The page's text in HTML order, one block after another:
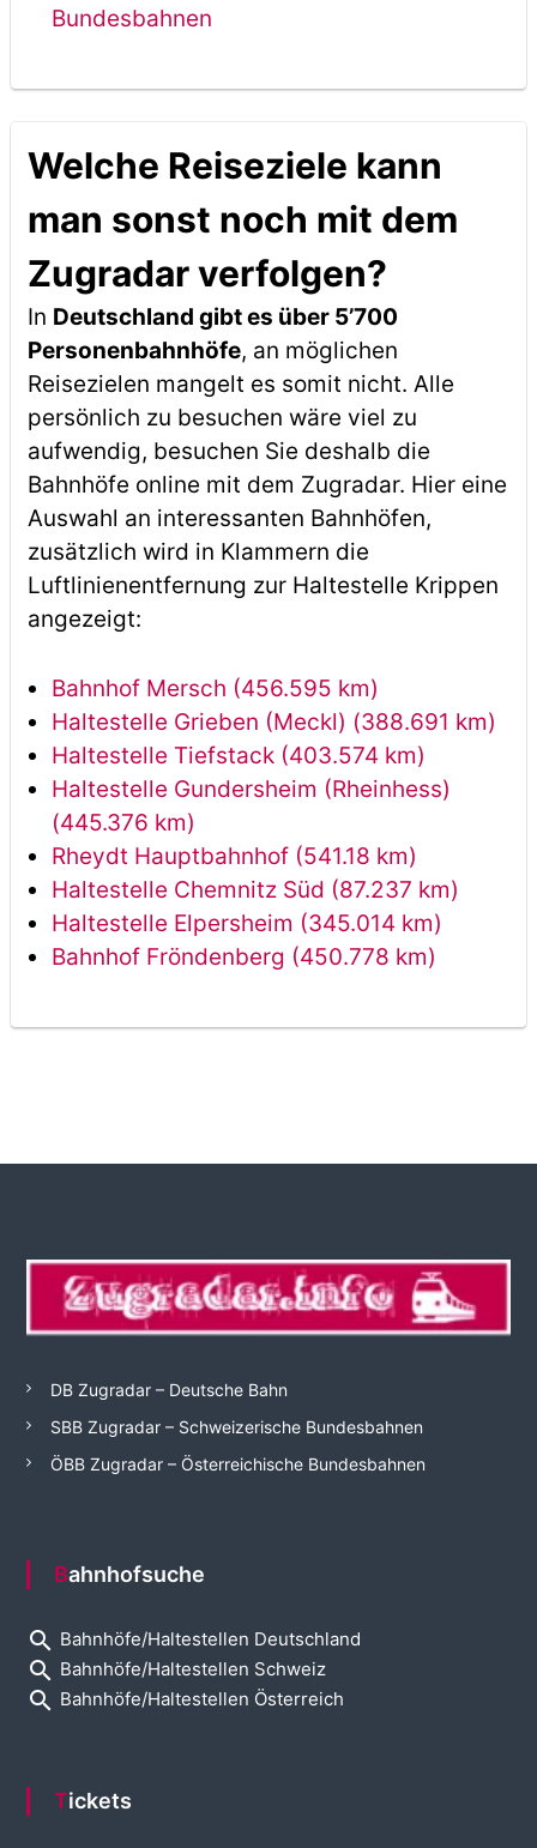
Bundesbahnen
Welche Reiseziele kann
man sonst noch mit dem
Zugradar verfolgen?
In Deutschland gibt es über 5’700
Personenbahnhöfe, an möglichen
Reisezielen mangelt es somit nicht. Alle
persönlich zu besuchen wäre viel zu
aufwendig, besuchen Sie deshalb die
Bahnhöfe online mit dem Zugradar. Hier eine
Auswahl an interessanten Bahnhöfen,
zusätzlich wird in Klammern die
Luftlinienentfernung zur Haltestelle Krippen
angezeigt:
Bahnhof Mersch (456.595 km)
Haltestelle Grieben (Meckl) (388.691 km)
Haltestelle Tiefstack (403.574 km)
Haltestelle Gundersheim (Rheinhess)
(445.376 km)
Rheydt Hauptbahnhof (541.18 km)
Haltestelle Chemnitz Süd (87.237 km)
Haltestelle Elpersheim (345.014 km)
Bahnhof Fröndenberg (450.778 km)
DB Zugradar – Deutsche Bahn
SBB Zugradar – Schweizerische Bundesbahnen
ÖBB Zugradar – Österreichische Bundesbahnen
Bahnhofsuche
search Bahnhöfe/Haltestellen Deutschland
search Bahnhöfe/Haltestellen Schweiz
search Bahnhöfe/Haltestellen Österreich
Tickets